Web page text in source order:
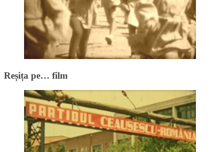
Reșița pe… film